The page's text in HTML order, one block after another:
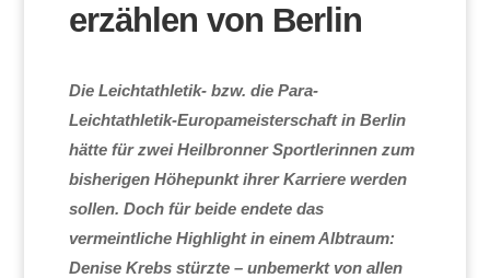
erzählen von Berlin
Die Leichtathletik- bzw. die Para-
Leichtathletik-Europameisterschaft in Berlin
hätte für zwei Heilbronner Sportlerinnen zum
bisherigen Höhepunkt ihrer Karriere werden
sollen. Doch für beide endete das
vermeintliche Highlight in einem Albtraum:
Denise Krebs stürzte – unbemerkt von allen